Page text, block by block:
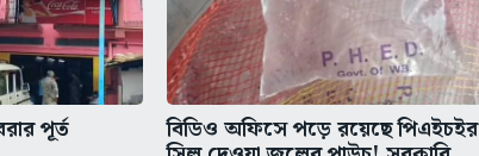
পূর্ত বিডিও অফিসে পড়ে রয়েছে পিএইচইর